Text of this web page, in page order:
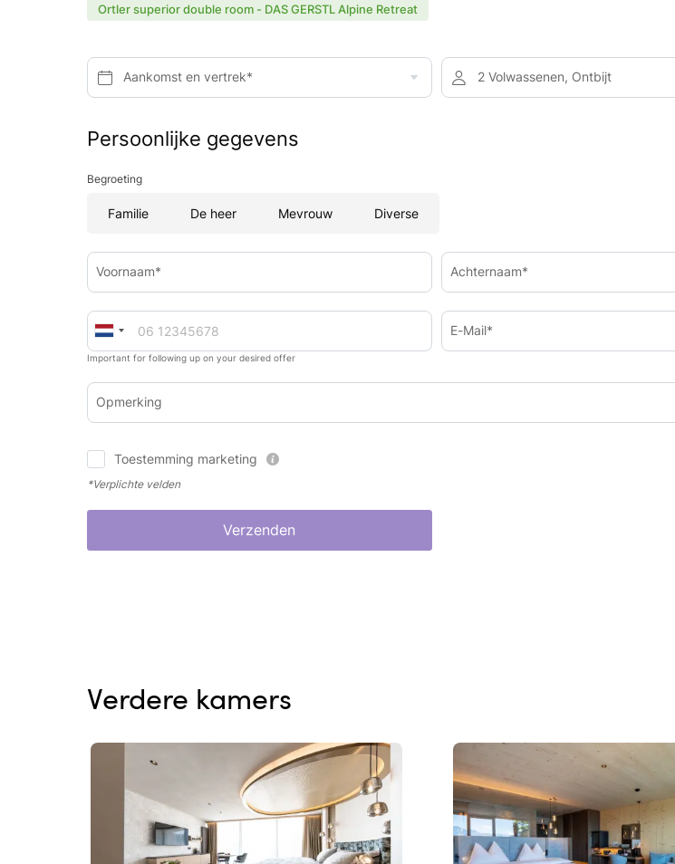
Ortler superior double room - DAS GERSTL Alpine Retreat
Aankomst en vertrek* 2 Volwassenen, Ontbijt
Persoonlijke gegevens
Begroeting
Familie De heer Mevrouw Diverse
Voornaam* Achternaam*
Important for following up on your desired offer
E-Mail*
Opmerking
Toestemming marketing
*Verplichte velden
Verzenden
Verdere kamers